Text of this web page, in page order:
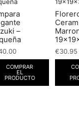
–
COMPRAR
EL
PRODUCTO
€30.95